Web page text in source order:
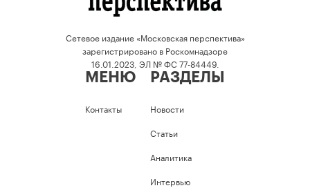
Сетевое издание «Московская перспектива»
зарегистрировано в Роскомнадзоре
16.01.2023, ЭЛ № ФС 77-84449.
МЕНЮ
Контакты
РАЗДЕЛЫ
Новости
Статьи
Аналитика
Интервью